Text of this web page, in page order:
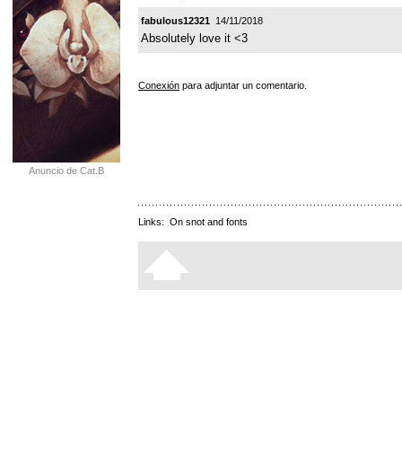
Anuncio de Cat.B
fabulous12321 14/11/2018
Absolutely love it <3
Conexión para adjuntar un comentario.
Links: On snot and fonts